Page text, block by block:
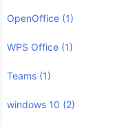
OpenOffice (1)
WPS Office (1)
Teams (1)
windows 10 (2)